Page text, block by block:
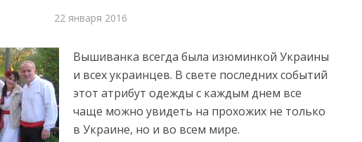
22 января 2016
Вышиванка всегда была изюминкой Украины
и всех украинцев. В свете последних событий
этот атрибут одежды с каждым днем все
чаще можно увидеть на прохожих не только
в Украине, но и во всем мире.